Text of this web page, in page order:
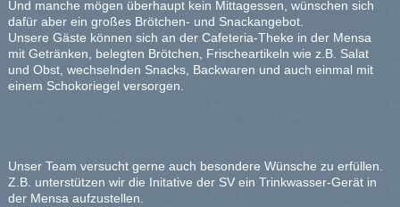
Und manche mögen überhaupt kein Mittagessen, wünschen sich
dafür aber ein großes Brötchen- und Snackangebot.
Unsere Gäste können sich an der Cafeteria-Theke in der Mensa
mit Getränken, belegten Brötchen, Frischeartikeln wie z.B. Salat
und Obst, wechselnden Snacks, Backwaren und auch einmal mit
einem Schokoriegel versorgen.
Unser Team versucht gerne auch besondere Wünsche zu erfüllen.
Z.B. unterstützen wir die Initative der SV ein Trinkwasser-Gerät in
der Mensa aufzustellen.